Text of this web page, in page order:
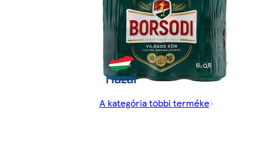
A kategória többi terméke